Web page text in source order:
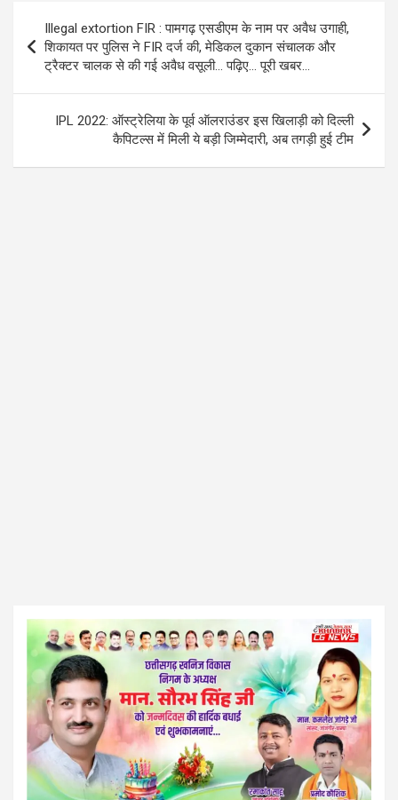
o
o
k
A
p
p
a
m
navigation
Illegal extortion FIR : पामगढ़ एसडीएम के नाम पर अवैध उगाही,
शिकायत पर पुलिस ने FIR दर्ज की, मेडिकल दुकान संचालक और
ट्रैक्टर चालक से की गई अवैध वसूली… पढ़िए… पूरी खबर…
IPL 2022: ऑस्ट्रेलिया के पूर्व ऑलराउंडर इस खिलाड़ी को दिल्ली
कैपिटल्स में मिली ये बड़ी जिम्मेदारी, अब तगड़ी हुई टीम